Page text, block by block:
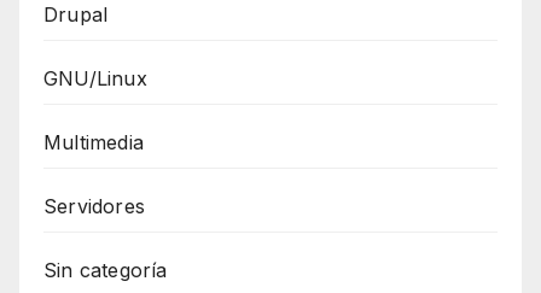
Drupal
GNU/Linux
Multimedia
Servidores
Sin categoría